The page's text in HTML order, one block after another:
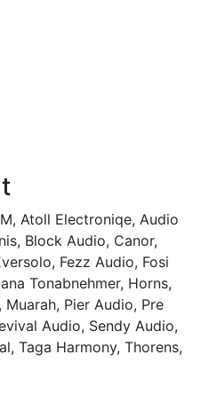
, Atoll Electroniqe, Audio
, Block Audio, Canor,
, Fezz Audio, Fosi
Tonabnehmer, Horns,
, Muarah, Pier Audio, Pre
Audio, Sendy Audio,
, Taga Harmony, Thorens,